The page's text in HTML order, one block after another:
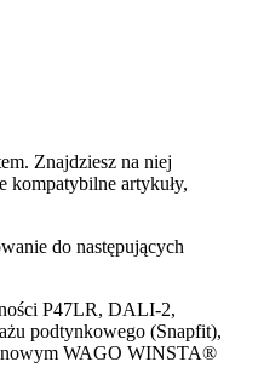
Znajdziesz na niej
kompatybilne artykuły,
do następujących
P47LR, DALI-2,
podtynkowego (Snapfit),
WAGO WINSTA®